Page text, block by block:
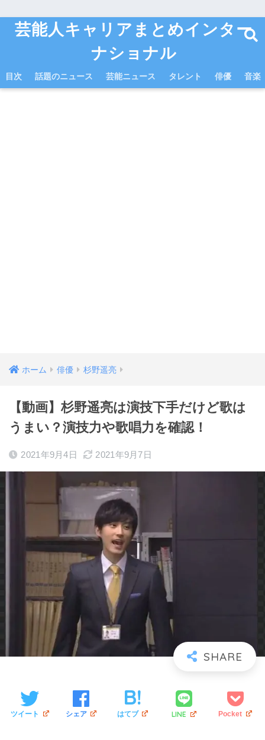
芸能人キャリアまとめインター
ナショナル
目次 話題のニュース 芸能ニュース タレント 俳優 音楽
ホーム 俳優 杉野遥亮
【動画】杉野遥亮は演技下手だけど歌は
うまい？演技力や歌唱力を確認！
2021年9月4日 2021年9月7日
ツイート シェア はてブ LINE Pocket